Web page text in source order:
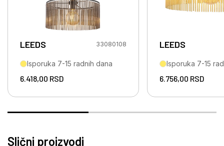
LEEDS 33080108
Isporuka 7-15 radnih dana
6.418,00 RSD
LEEDS
Isporuka 7-15
6.756,00 RSD
Slični proizvodi